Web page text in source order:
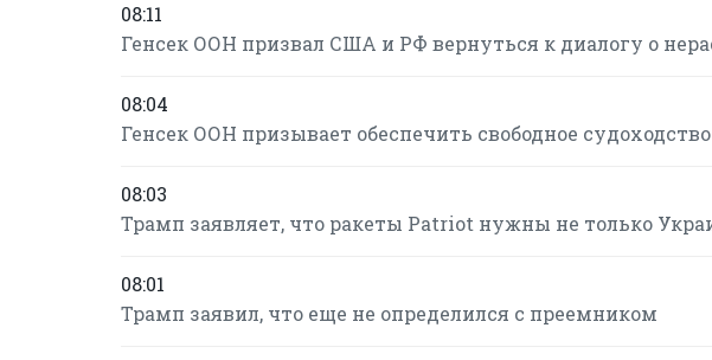
08:11
Генсек ООН призвал США и РФ вернуться к диалогу о
08:04
Генсек ООН призывает обеспечить свободное
08:03
Трамп заявляет, что ракеты Patriot нужны не только
08:01
Трамп заявил, что еще не определился с преемником